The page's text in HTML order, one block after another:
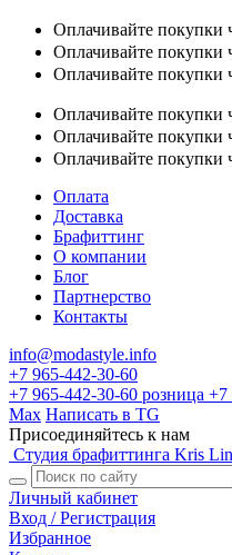
Оплачивайте покупки
Оплачивайте покупки
Оплачивайте покупки
Оплачивайте покупки
Оплачивайте покупки
Оплачивайте покупки
Оплата
Доставка
Брафиттинг
О компании
Блог
Партнерство
Контакты
info@modastyle.info
+7 965-442-30-60
+7 965-442-30-60 розница +7
Max Написать в TG
Присоединяйтесь к нам
Студия брафиттинга Kris
Личный кабинет
Вход / Регистрация
Избранное